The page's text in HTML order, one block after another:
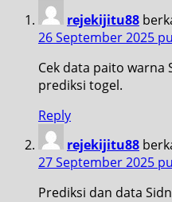
rejekijitu88
26 September 2025
Cek data paito warna
prediksi togel.
Reply
rejekijitu88
27 September 2025
Prediksi dan data